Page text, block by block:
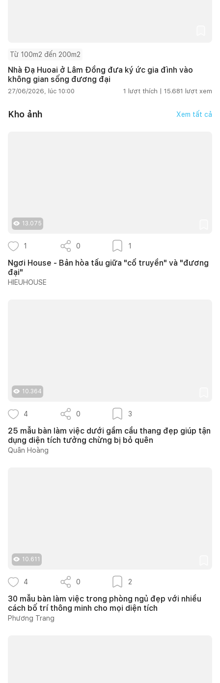
Từ 100m2 đến 200m2
Nhà Đạ Huoai ở Lâm Đồng đưa ký ức gia đình vào
không gian sống đương đại
27/06/2026, lúc 10:00 1 lượt thích | 15.681 lượt xem
Kho ảnh Xem tất cả
13.075
1 0 1
Ngơi House - Bản hòa tấu giữa "cổ truyền" và "đương
đại"
HIEUHOUSE
10.364
4 0 3
25 mẫu bàn làm việc dưới gầm cầu thang đẹp giúp tận
dụng diện tích tưởng chừng bị bỏ quên
Quân Hoàng
10.611
4 0 2
30 mẫu bàn làm việc trong phòng ngủ đẹp với nhiều
cách bố trí thông minh cho mọi diện tích
Phương Trang